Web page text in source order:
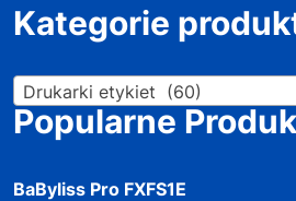
Kategorie
Drukarki etykiet (60)
Popularne
BaByliss Pro FXFS1E